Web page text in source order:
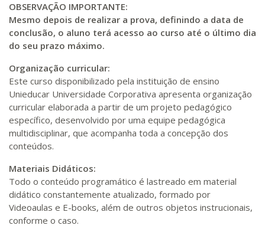
OBSERVAÇÃO IMPORTANTE:
Mesmo depois de realizar a prova, definindo a data de
conclusão, o aluno terá acesso ao curso até o último dia
do seu prazo máximo.
Organização curricular:
Este curso disponibilizado pela instituição de ensino
Unieducar Universidade Corporativa apresenta organização
curricular elaborada a partir de um projeto pedagógico
específico, desenvolvido por uma equipe pedagógica
multidisciplinar, que acompanha toda a concepção dos
conteúdos.
Materiais Didáticos:
Todo o conteúdo programático é lastreado em material
didático constantemente atualizado, formado por
Videoaulas e E-books, além de outros objetos instrucionais,
conforme o caso.